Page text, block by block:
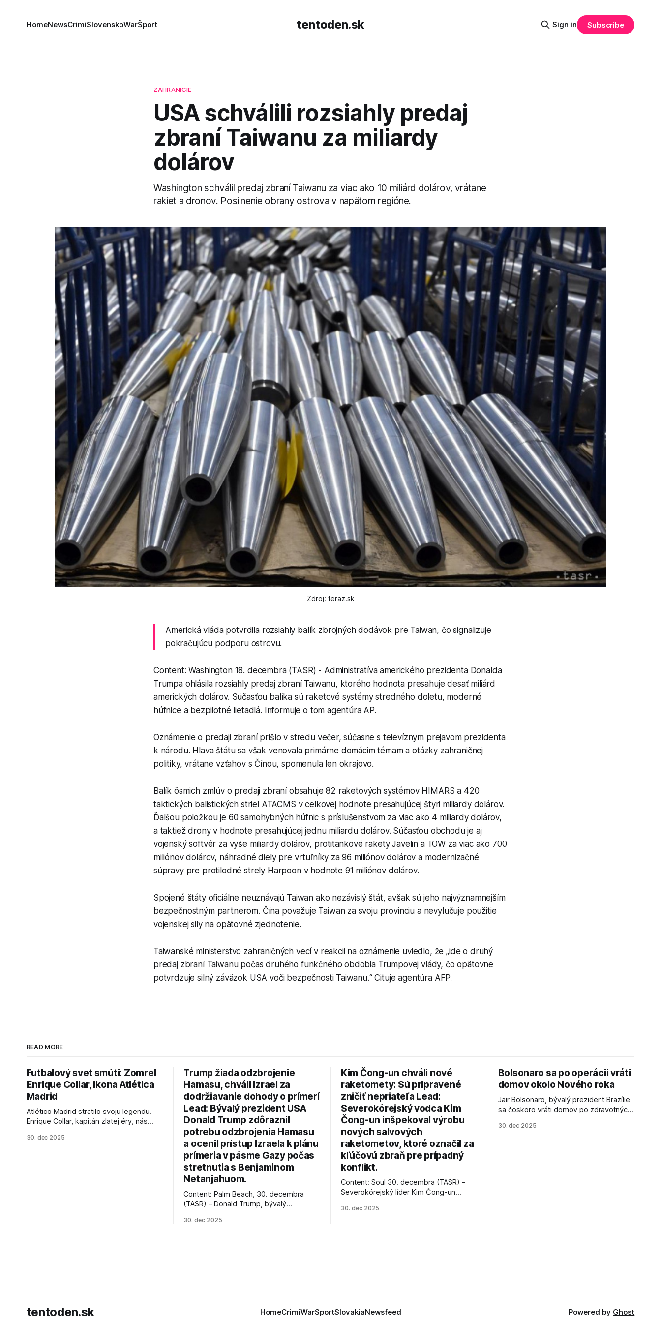
tentoden.sk
HomeNewsCrimiSlovenskoWarŠport Sign in Subscribe
ZAHRANICIE
USA schválili rozsiahly predaj
zbraní Taiwanu za miliardy
dolárov
Washington schválil predaj zbraní Taiwanu za viac ako 10 miliárd dolárov, vrátane
rakiet a dronov. Posilnenie obrany ostrova v napätom regióne.
Zdroj: teraz.sk
Americká vláda potvrdila rozsiahly balík zbrojných dodávok pre Taiwan, čo signalizuje
pokračujúcu podporu ostrovu.
Content: Washington 18. decembra (TASR) - Administratíva amerického prezidenta Donalda
Trumpa ohlásila rozsiahly predaj zbraní Taiwanu, ktorého hodnota presahuje desať miliárd
amerických dolárov. Súčasťou balíka sú raketové systémy stredného doletu, moderné
húfnice a bezpilotné lietadlá. Informuje o tom agentúra AP.
Oznámenie o predaji zbraní prišlo v stredu večer, súčasne s televíznym prejavom prezidenta
k národu. Hlava štátu sa však venovala primárne domácim témam a otázky zahraničnej
politiky, vrátane vzťahov s Čínou, spomenula len okrajovo.
Balík ôsmich zmlúv o predaji zbraní obsahuje 82 raketových systémov HIMARS a 420
taktických balistických striel ATACMS v celkovej hodnote presahujúcej štyri miliardy dolárov.
Ďalšou položkou je 60 samohybných húfnic s príslušenstvom za viac ako 4 miliardy dolárov,
a taktiež drony v hodnote presahujúcej jednu miliardu dolárov. Súčasťou obchodu je aj
vojenský softvér za vyše miliardy dolárov, protitankové rakety Javelin a TOW za viac ako 700
miliónov dolárov, náhradné diely pre vrtuľníky za 96 miliónov dolárov a modernizačné
súpravy pre protilodné strely Harpoon v hodnote 91 miliónov dolárov.
Spojené štáty oficiálne neuznávajú Taiwan ako nezávislý štát, avšak sú jeho najvýznamnejším
bezpečnostným partnerom. Čína považuje Taiwan za svoju provinciu a nevylučuje použitie
vojenskej sily na opätovné zjednotenie.
Taiwanské ministerstvo zahraničných vecí v reakcii na oznámenie uviedlo, že „ide o druhý
predaj zbraní Taiwanu počas druhého funkčného obdobia Trumpovej vlády, čo opätovne
potvrdzuje silný záväzok USA voči bezpečnosti Taiwanu.“ Cituje agentúra AFP.
READ MORE
Futbalový svet smúti: Zomrel
Enrique Collar, ikona Atlética
Madrid
Atlético Madrid stratilo svoju legendu.
Enrique Collar, kapitán zlatej éry, nás
jeho úspechy a odkaz.
30. dec 2025
Trump žiada odzbrojenie
Hamasu, chváli Izrael za
dodržiavanie dohody o prímerí
Lead: Bývalý prezident USA
Donald Trump zdôraznil
potrebu odzbrojenia Hamasu
a ocenil prístup Izraela k plánu
prímeria v pásme Gazy počas
stretnutia s Benjaminom
Netanjahuom.
Content: Palm Beach, 30. decembra
(TASR) – Donald Trump, bývalý
vyhlásil, že odzbrojenie palestínskeho
30. dec 2025
Kim Čong-un chváli nové
raketomety: Sú pripravené
zničiť nepriateľa Lead:
Severokórejský vodca Kim
Čong-un inšpekoval výrobu
nových salvových
raketometov, ktoré označil za
kľúčovú zbraň pre prípadný
konflikt.
Content: Soul 30. decembra (TASR) –
Severokórejský líder Kim Čong-un
najnovšie salvové raketomety a nešetril
30. dec 2025
Bolsonaro sa po operácii vráti
domov okolo Nového roka
Jair Bolsonaro, bývalý prezident Brazílie,
sa čoskoro vráti domov po zdravotných
30. dec 2025
tentoden.sk HomeCrimiWarSportSlovakiaNewsfeed Powered by Ghost